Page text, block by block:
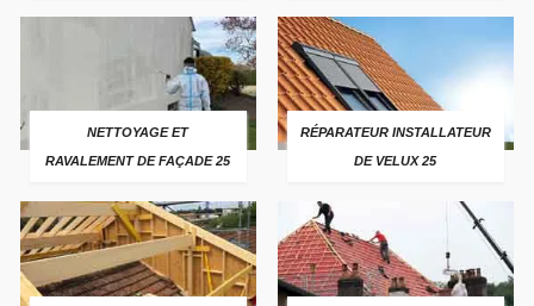
NETTOYAGE ET
RAVALEMENT DE FAÇADE 25
RÉPARATEUR INSTALLATEUR
DE VELUX 25